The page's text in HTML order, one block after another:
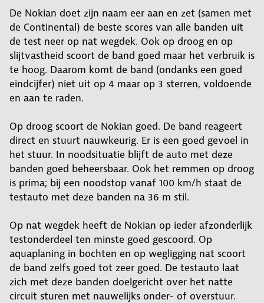
De Nokian doet zijn naam eer aan en zet (samen met
de Continental) de beste scores van alle banden uit
de test neer op nat wegdek. Ook op droog en op
slijtvastheid scoort de band goed maar het verbruik is
te hoog. Daarom komt de band (ondanks een goed
eindcijfer) niet uit op 4 maar op 3 sterren, voldoende
en aan te raden.
Op droog scoort de Nokian goed. De band reageert
direct en stuurt nauwkeurig. Er is een goed gevoel in
het stuur. In noodsituatie blijft de auto met deze
banden goed beheersbaar. Ook het remmen op droog
is prima; bij een noodstop vanaf 100 km/h staat de
testauto met deze banden na 36 m stil.
Op nat wegdek heeft de Nokian op ieder afzonderlijk
testonderdeel ten minste goed gescoord. Op
aquaplaning in bochten en op wegligging nat scoort
de band zelfs goed tot zeer goed. De testauto laat
zich met deze banden doelgericht over het natte
circuit sturen met nauwelijks onder- of overstuur.